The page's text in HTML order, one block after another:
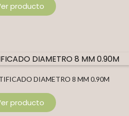
producto
DIAMETRO 8 MM 0.90M
producto